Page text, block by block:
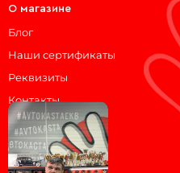
О магазине
Блог
Наши сертификаты
Реквизиты
Контакты
Мы на связи!
ВКонтакте